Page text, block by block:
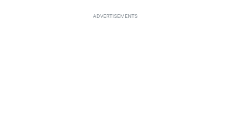
ADVERTISEMENTS